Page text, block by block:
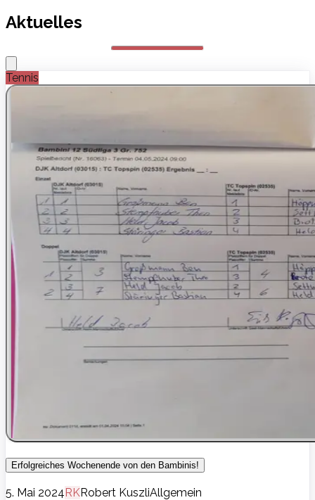
Aktuelles
Tennis
Erfolgreiches Wochenende von den Bambinis!
5. Mai 2024RKRobert KuszliAllgemein